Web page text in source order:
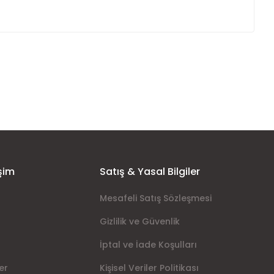
Satış & Yasal Bilgiler
Mesafeli Satış Sözleşmesi
Gizlilik ve Güvenlik
İptal ve İade Koşulları
Kişisel Veriler Politikası